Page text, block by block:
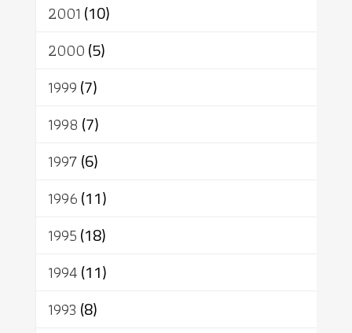
2001 (10)
2000(5)
1999(7)
1998 (7)
1997(6)
1996(11)
1995(18)
1994(11)
1993 (8)